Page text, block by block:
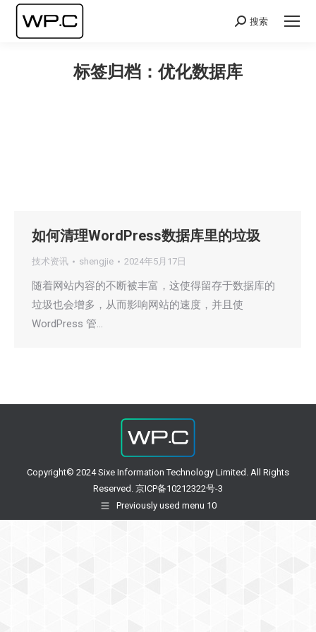
Search:
搜索
标签归档：优化数据库
如何清理WordPress数据库里的垃圾
技术资讯 shengjie 2024年5月17日
随着网站内容的不断被丰富，这使得留存于数据库的
垃圾也会增多，从而影响网站的速度，并且使
WordPress 管…
Copyright© 2024 Sixe Information Technology Limited. All Rights
Reserved. 京ICP备10212322号-3
Previously used menu 10